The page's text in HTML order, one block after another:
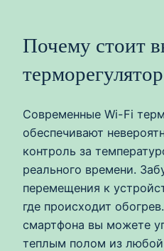
Почему стоит
терморегулятор
Современные Wi-Fi
обеспечивают
контроль за
реального времени.
перемещения к
где происходит
смартфона вы можете
теплым полом из